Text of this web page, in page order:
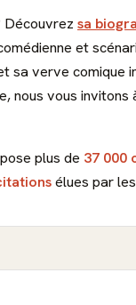
Découvrez sa
et
sa verve comique
nous vous
plus de 37 000
élues par